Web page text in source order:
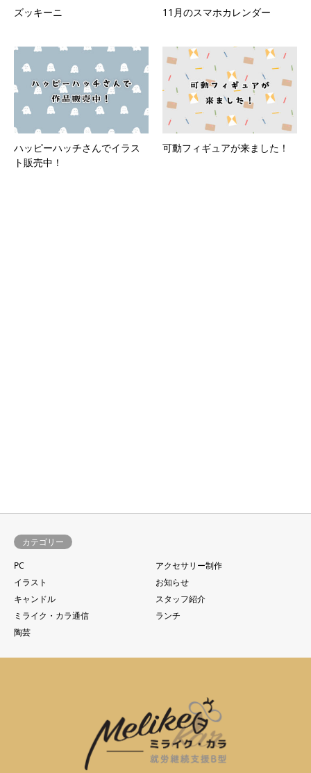
ズッキーニ 11月のスマホカレンダー
ハッピーハッチさんでイラス
ト販売中！
可動フィギュアが来ました！
カテゴリー
PC
アクセサリー制作
イラスト
お知らせ
キャンドル
スタッフ紹介
ミライク・カラ通信
ランチ
陶芸